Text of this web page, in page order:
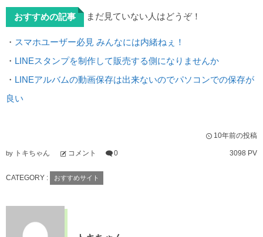
おすすめの記事 まだ見ていない人はどうぞ！
・ スマホユーザー必見 みんなには内緒ねぇ！
・ LINEスタンプを制作して販売する側になりませんか
・ LINEアルバムの動画保存は出来ないのでパソコンでの保存が
良い
10年前の投稿
by トキちゃん コメント 0 3098 PV
CATEGORY : おすすめサイト